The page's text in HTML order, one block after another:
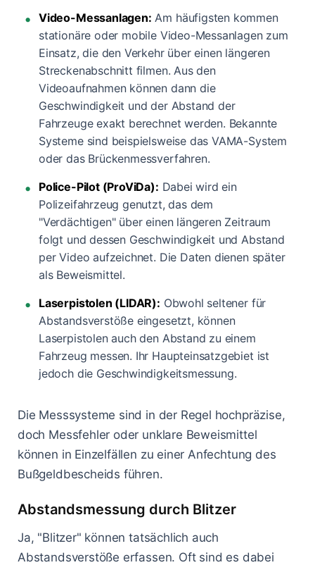
Video-Messanlagen: Am häufigsten kommen
stationäre oder mobile Video-Messanlagen zum
Einsatz, die den Verkehr über einen längeren
Streckenabschnitt filmen. Aus den
Videoaufnahmen können dann die
Geschwindigkeit und der Abstand der
Fahrzeuge exakt berechnet werden. Bekannte
Systeme sind beispielsweise das VAMA-System
oder das Brückenmessverfahren.
Police-Pilot (ProViDa): Dabei wird ein
Polizeifahrzeug genutzt, das dem
"Verdächtigen" über einen längeren Zeitraum
folgt und dessen Geschwindigkeit und Abstand
per Video aufzeichnet. Die Daten dienen später
als Beweismittel.
Laserpistolen (LIDAR): Obwohl seltener für
Abstandsverstöße eingesetzt, können
Laserpistolen auch den Abstand zu einem
Fahrzeug messen. Ihr Haupteinsatzgebiet ist
jedoch die Geschwindigkeitsmessung.
Die Messsysteme sind in der Regel hochpräzise,
doch Messfehler oder unklare Beweismittel
können in Einzelfällen zu einer Anfechtung des
Bußgeldbescheids führen.
Abstandsmessung durch Blitzer
Ja, "Blitzer" können tatsächlich auch
Abstandsverstöße erfassen. Oft sind es dabei